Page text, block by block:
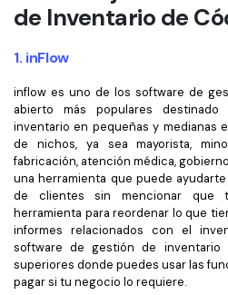
Proteger PDF
Soluciones completas
Educación
Servicio de TI
Legal
Sanidad
Finanzas
Usar mejor PDFelement
Soporte de contacto
Guía del usuario
PDFelement para Windows
PDFelement para Mac
Videos tutoriales
PDFelement para iOS
de Inventario de
1. inFlow
inflow es uno de los software de
abierto más populares
inventario en pequeñas y medianas
de nichos, ya sea mayorista,
fabricación, atención médica,
una herramienta que puede
de clientes sin mencionar que
herramienta para reordenar lo que
informes relacionados con el
software de gestión de inventario
superiores donde puedes usar las
pagar si tu negocio lo requiere.